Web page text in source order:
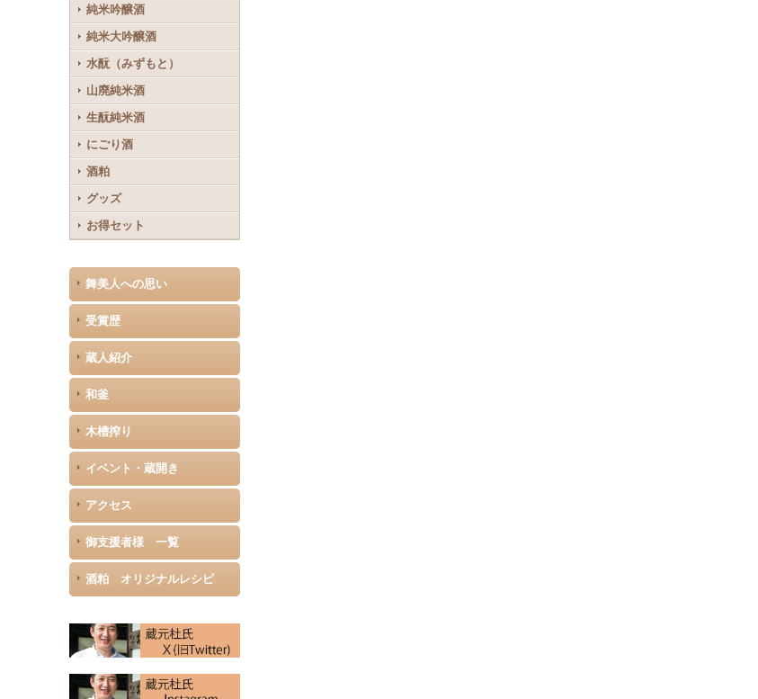
純米吟醸酒
純米大吟醸酒
水酛（みずもと）
山廃純米酒
生酛純米酒
にごり酒
酒粕
グッズ
お得セット
舞美人への思い
受賞歴
蔵人紹介
和釜
木槽搾り
イベント・蔵開き
アクセス
御支援者様 一覧
酒粕 オリジナルレシピ